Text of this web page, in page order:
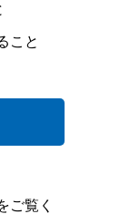
こと
ご覧く